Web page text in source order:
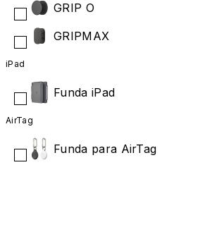
GRIP O
GRIPMAX
iPad
Funda iPad
AirTag
Funda para AirTag